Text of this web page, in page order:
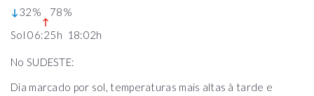
32%
78%
Sol 06:25h 18:02h
No SUDESTE:
Dia marcado por sol, temperaturas mais altas à tarde e